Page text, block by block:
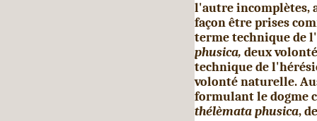
l'autre incomplètes,
façon être prises
terme technique de
phusica, deux
technique de
volonté na­turelle.
formulant le dogme
thélèmata phusica,